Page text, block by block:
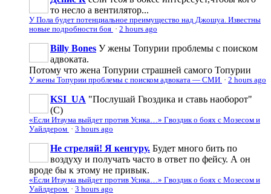
то несло а вентилятор...
У Пола будет потенциальное преимущество над Джошуа. Известны
новые подробности боя · 2 hours ago
Billy Bones У жены Топурии проблемы с поиском
адвоката.
Потому что жена Топурии страшней самого Топурии
У жены Топурии проблемы с поиском адвоката — СМИ · 2 hours ago
KSI_UA "Послушай Гвоздика и ставь наоборот"
(С)
«Если Итаума выйдет против Усика…» Гвоздик о боях с Мозесом и
Уайлдером · 3 hours ago
Не стреляй! Я кенгуру. Будет много бить по
воздуху и получать часто в ответ по фейсу. А он
вроде бы к этому не привык.
«Если Итаума выйдет против Усика…» Гвоздик о боях с Мозесом и
Уайлдером · 3 hours ago